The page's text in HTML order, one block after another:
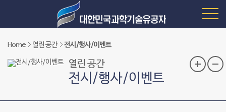
Home 열린 공간 전시/행사/이벤트
열린 공간
전시/행사/이벤트